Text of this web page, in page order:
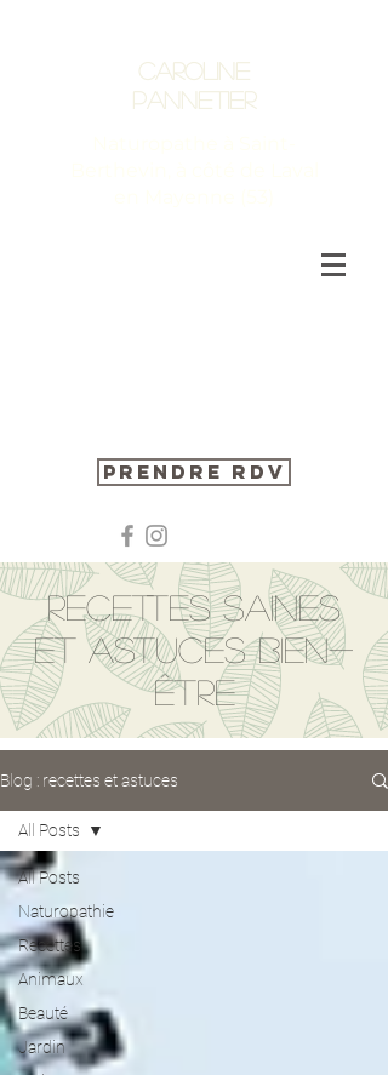
Caroline
Pannetier
Prendre RDV
Recettes saines
et astuces bien-
être
Blog : recettes et astuces
All Posts
Naturopathie
Recettes
Animaux
Beauté
Jardin
All Posts